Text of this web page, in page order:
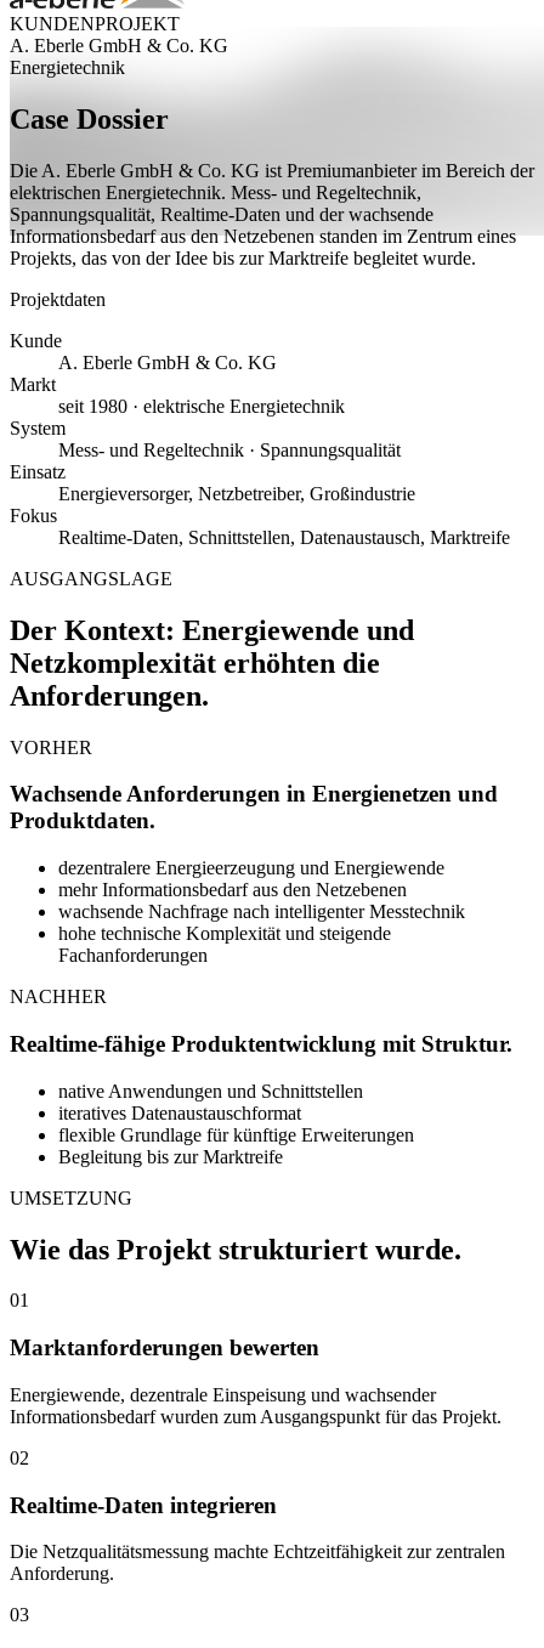
KUNDENPROJEKT
A. Eberle GmbH & Co. KG
Energietechnik
Case Dossier
Die A. Eberle GmbH & Co. KG ist Premiumanbieter im Bereich der
elektrischen Energietechnik. Mess- und Regeltechnik,
Spannungsqualität, Realtime-Daten und der wachsende
Informationsbedarf aus den Netzebenen standen im Zentrum eines
Projekts, das von der Idee bis zur Marktreife begleitet wurde.
Projektdaten
Kunde
A. Eberle GmbH & Co. KG
Markt
seit 1980 · elektrische Energietechnik
System
Mess- und Regeltechnik · Spannungsqualität
Einsatz
Energieversorger, Netzbetreiber, Großindustrie
Fokus
Realtime-Daten, Schnittstellen, Datenaustausch, Marktreife
AUSGANGSLAGE
Der Kontext: Energiewende und
Netzkomplexität erhöhten die
Anforderungen.
VORHER
Wachsende Anforderungen in Energienetzen und
Produktdaten.
dezentralere Energieerzeugung und Energiewende
mehr Informationsbedarf aus den Netzebenen
wachsende Nachfrage nach intelligenter Messtechnik
hohe technische Komplexität und steigende
Fachanforderungen
NACHHER
Realtime-fähige Produktentwicklung mit Struktur.
native Anwendungen und Schnittstellen
iteratives Datenaustauschformat
flexible Grundlage für künftige Erweiterungen
Begleitung bis zur Marktreife
UMSETZUNG
Wie das Projekt strukturiert wurde.
01
Marktanforderungen bewerten
Energiewende, dezentrale Einspeisung und wachsender
Informationsbedarf wurden zum Ausgangspunkt für das Projekt.
02
Realtime-Daten integrieren
Die Netzqualitätsmessung machte Echtzeitfähigkeit zur zentralen
Anforderung.
03